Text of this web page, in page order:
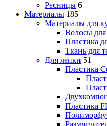
Ресницы 6
Материалы 185
Материалы для
Волосы для
Пластика
Ткань для
Для лепки 51
Пластика
Пластика